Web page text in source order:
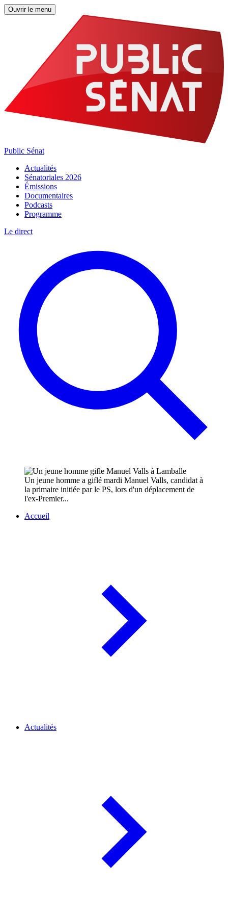
Ouvrir le menu
Public Sénat
Actualités
Sénatoriales 2026
Émissions
Documentaires
Podcasts
Programme
Le direct
Un jeune homme a giflé mardi Manuel Valls, candidat à
la primaire initiée par le PS, lors d'un déplacement de
l'ex-Premier...
Accueil
Actualités